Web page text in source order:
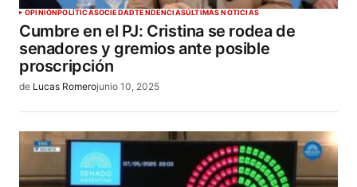
OPINIÓNPOLÍTICASOCIEDADTENDENCIASÚLTIMAS NOTICIAS
Cumbre en el PJ: Cristina se rodea de
senadores y gremios ante posible
proscripción
de Lucas Romerojunio 10, 2025